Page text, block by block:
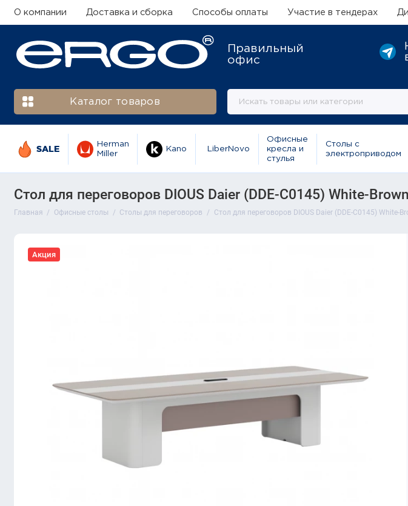
О компании Доставка и сборка Способы оплаты Участие в тендерах
Правильный
офис
Каталог товаров
SALE
Herman
Miller
Kano LiberNovo
Офисные
кресла и
стулья
Столы с
электроприводом
Стол для переговоров DIOUS Daier (DDE-C0145) White-Brown
Главная Офисные столы Столы для переговоров Стол для переговоров DIOUS Daier (DDE-C0145) White-
Акция